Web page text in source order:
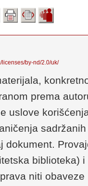
licenses/by-nd/2.0/uk/
prema
uslove
dokument.
biblioteka)
niti